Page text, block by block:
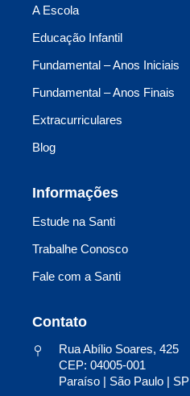
A Escola
Educação Infantil
Fundamental – Anos Iniciais
Fundamental – Anos Finais
Extracurriculares
Blog
Informações
Estude na Santi
Trabalhe Conosco
Fale com a Santi
Contato
Rua Abílio Soares, 425
CEP: 04005-001
Paraíso | São Paulo | SP